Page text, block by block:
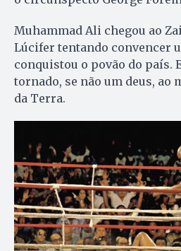
Muhammad Ali chegou ao
Lúcifer tentando convencer
conquistou o povão do país.
tornado, se não um deus, ao
da Terra.